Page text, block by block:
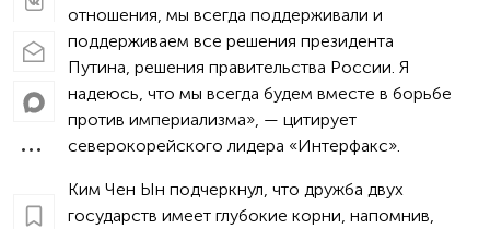
отношения, мы всегда поддерживали и
поддерживаем все решения президента
Путина, решения правительства России. Я
надеюсь, что мы всегда будем вместе в борьбе
против империализма», — цитирует
северокорейского лидера «Интерфакс».
Ким Чен Ын подчеркнул, что дружба двух
государств имеет глубокие корни, напомнив,